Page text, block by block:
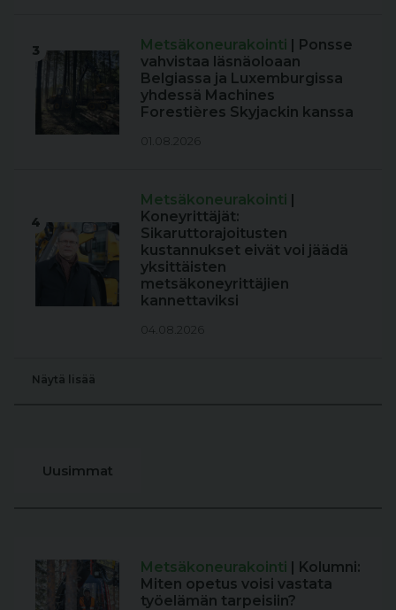
3 Metsäkoneurakointi | Ponsse
vahvistaa läsnäoloaan
Belgiassa ja Luxemburgissa
yhdessä Machines
Forestières Skyjackin kanssa
01.08.2026
4
Metsäkoneurakointi |
Koneyrittäjät:
Sikaruttorajoitusten
kustannukset eivät voi jäädä
yksittäisten
metsäkoneyrittäjien
kannettaviksi
04.08.2026
Näytä lisää
Uusimmat
Metsäkoneurakointi | Kolumni:
Miten opetus voisi vastata
työelämän tarpeisiin?